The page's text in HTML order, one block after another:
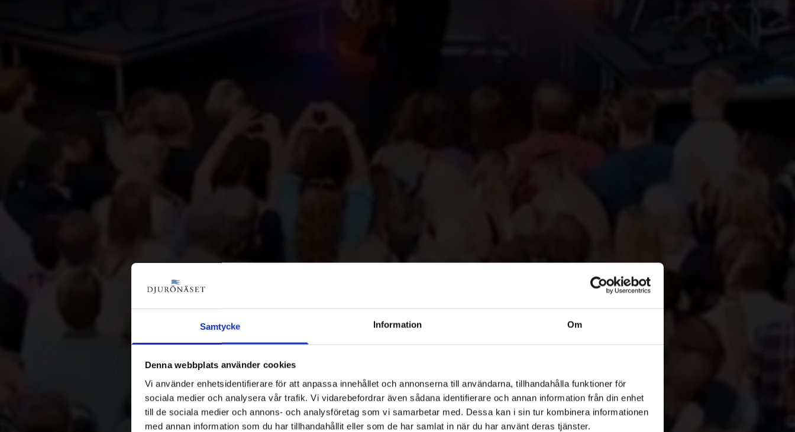
Samtycke Information Om
Denna webbplats använder cookies
Vi använder enhetsidentifierare för att anpassa innehållet och annonserna till användarna, tillhandahålla funktioner för
sociala medier och analysera vår trafik. Vi vidarebefordrar även sådana identifierare och annan information från din enhet
till de sociala medier och annons- och analysföretag som vi samarbetar med. Dessa kan i sin tur kombinera informationen
med annan information som du har tillhandahållit eller som de har samlat in när du har använt deras tjänster.
Hotell & spa i hjärtat av
Stockholms skärgård
Skärgårdsdestinationen för weekends, spa, evenemang, konserter samt konferenser
för både stora & små grupper.